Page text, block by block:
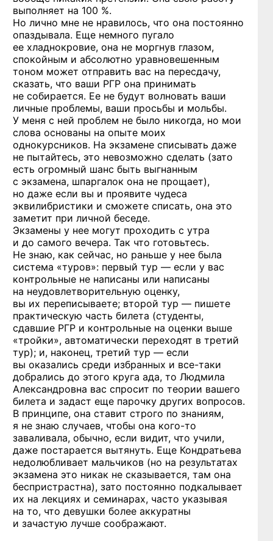
выполняет на 100 %.
Но лично мне не нравилось, что она постоянно
опаздывала. Еще немного пугало
ее хладнокровие, она не моргнув глазом,
спокойным и абсолютно уравновешенным
тоном может отправить вас на пересдачу,
сказать, что ваши РГР она принимать
не собирается. Ее не будут волновать ваши
личные проблемы, ваши просьбы и мольбы.
У меня с ней проблем не было никогда, но мои
слова основаны на опыте моих
однокурсников. На экзамене списывать даже
не пытайтесь, это невозможно сделать (зато
есть огромный шанс быть выгнанным
с экзамена, шпаргалок она не прощает),
но даже если вы и проявите чудеса
эквилибристики и сможете списать, она это
заметит при личной беседе.
Экзамены у нее могут проходить с утра
и до самого вечера. Так что готовьтесь.
Не знаю, как сейчас, но раньше у нее была
система «туров»: первый тур — если у вас
контрольные не написаны или написаны
на неудовлетворительную оценку,
вы их переписываете; второй тур — пишете
практическую часть билета (студенты,
сдавшие РГР и контрольные на оценки выше
«тройки», автоматически переходят в третий
тур); и, наконец, третий тур — если
вы оказались среди избранных и все-таки
добрались до этого круга ада, то Людмила
Александровна вас спросит по теории вашего
билета и задаст еще парочку других вопросов.
В принципе, она ставит строго по знаниям,
я не знаю случаев, чтобы она кого-то
заваливала, обычно, если видит, что учили,
даже постарается вытянуть. Еще Кондратьева
недолюбливает мальчиков (но на результатах
экзамена это никак не сказывается, там она
беспристрастна), зато постоянно подкалывает
их на лекциях и семинарах, часто указывая
на то, что девушки более аккуратны
и зачастую лучше соображают.